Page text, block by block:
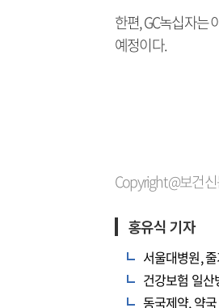
한편, GC녹십자는
예정이다.
Copyright @보건
홍유식 기자
서울대병원,
건강보험 일
동국제약, 약